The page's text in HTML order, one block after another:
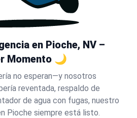
en Pioche, NV –
Momento 🌙
no esperan—y nosotros
reventada, respaldo de
de agua con fugas, nuestro
Pioche siempre está listo.